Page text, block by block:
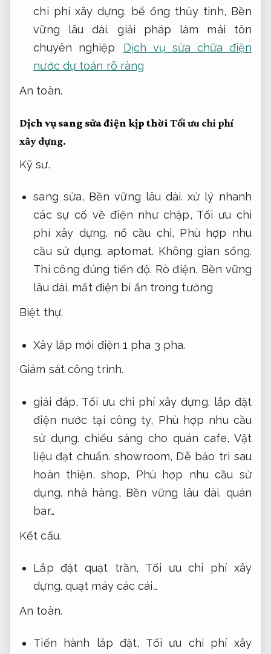
chi phí xây dựng. bể ống thủy tinh, Bền
vững lâu dài. giải pháp làm mái tôn
chuyên nghiệp
Dịch vụ sửa chữa điện
nước dự toán rõ ràng
An toàn.
Dịch vụ sang sửa điện kịp thời Tối ưu chi phí
xây dựng.
Kỹ sư.
sang sửa, Bền vững lâu dài. xử lý nhanh
các sự cố về điện như chập, Tối ưu chi
phí xây dựng. nổ cầu chì, Phù hợp nhu
cầu sử dụng. aptomat. Không gian sống.
Thi công đúng tiến độ. Rò điện, Bền vững
lâu dài. mất điện bí ẩn trong tường
Biệt thự.
Xây lắp mới điện 1 pha 3 pha.
Giám sát công trình.
giải đáp, Tối ưu chi phí xây dựng. lắp đặt
điện nước tại công ty, Phù hợp nhu cầu
sử dụng. chiếu sáng cho quán cafe, Vật
liệu đạt chuẩn. showroom, Dễ bảo trì sau
hoàn thiện. shop, Phù hợp nhu cầu sử
dụng. nhà hàng, Bền vững lâu dài. quán
bar…
Kết cấu.
Lắp đặt quạt trần, Tối ưu chi phí xây
dựng. quạt máy các cái…
An toàn.
Tiến hành lắp đặt, Tối ưu chi phí xây